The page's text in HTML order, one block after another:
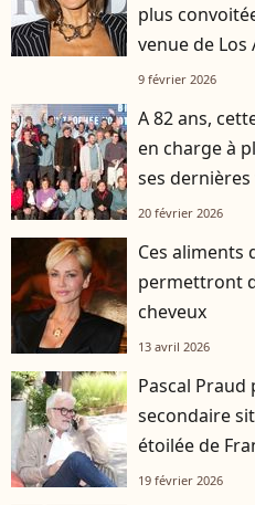
plus
venue de Los
9 février 2026
A 82 ans,
en charge à
ses
20 février 2026
Ces aliments
permettront
cheveux
13 avril 2026
Pascal Praud
secondaire
étoilée de
19 février 2026